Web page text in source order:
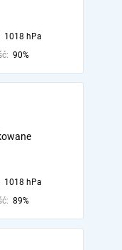
1018 hPa
90%
1018 hPa
89%